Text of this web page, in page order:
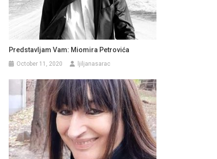
Predstavljam Vam: Miomira Petrovića
October 11, 2020 ljiljanasarac